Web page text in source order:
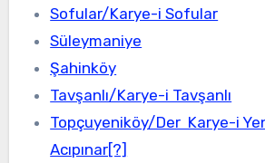
Sofular/Karye-i Sofular
Süleymaniye
Şahinköy
Tavşanlı/Karye-i Tavşanlı
Topçuyeniköy/Der Karye-i
Acıpınar[?]